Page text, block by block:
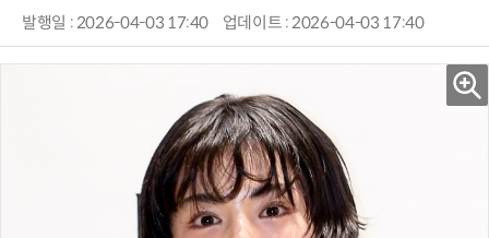
발행일 : 2026-04-03 17:40 업데이트 : 2026-04-03 17:40